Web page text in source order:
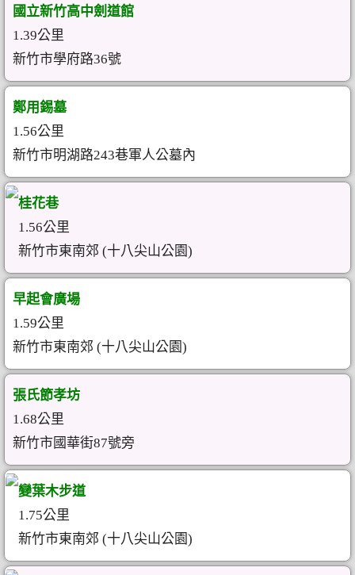
國立新竹高中劍道館
1.39公里
新竹市學府路36號
鄭用錫墓
1.56公里
新竹市明湖路243巷軍人公墓內
桂花巷
1.56公里
新竹市東南郊 (十八尖山公園)
早起會廣場
1.59公里
新竹市東南郊 (十八尖山公園)
張氏節孝坊
1.68公里
新竹市國華街87號旁
變葉木步道
1.75公里
新竹市東南郊 (十八尖山公園)